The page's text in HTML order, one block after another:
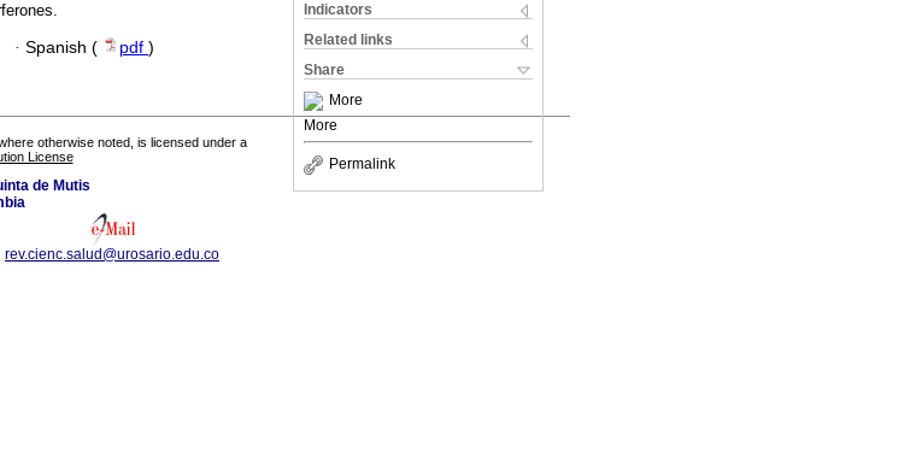
Indicators
Related links
Share
More
More
Permalink
· Spanish ( pdf )
otherwise noted, is licensed under a
License
de Mutis
rev.cienc.salud@urosario.edu.co